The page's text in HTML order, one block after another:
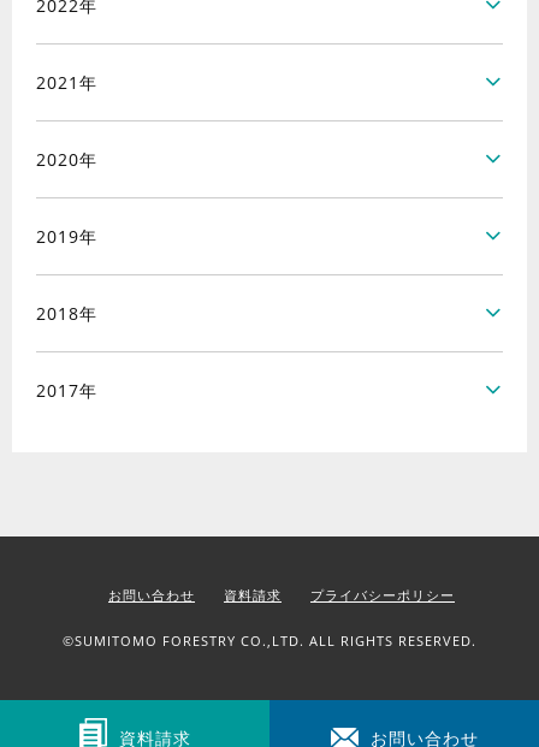
2022年
2021年
2020年
2019年
2018年
2017年
お問い合わせ 資料請求 プライバシーポリシー
©SUMITOMO FORESTRY CO.,LTD. ALL RIGHTS RESERVED.
資料請求 お問い合わせ